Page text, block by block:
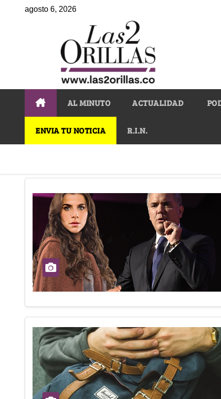
agosto 6, 2026
AL MINUTO ACTUALIDAD
ENVIA TU NOTICIA R.I.N.